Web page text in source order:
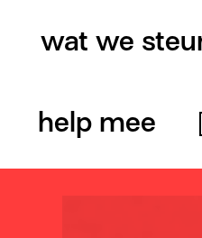
wat we
help mee